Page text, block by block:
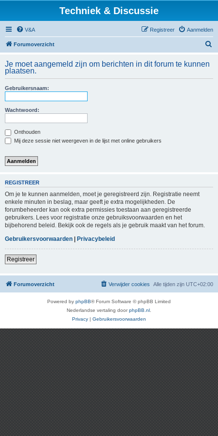
Techniek & Discussie
V&A Aanmelden
Registreer
Forumoverzicht
k
Je moet aangemeld zijn om berichten in dit forum te kunnen
plaatsen.
Gebruikersnaam:
Wachtwoord:
Onthouden
Mij deze sessie niet weergeven in de lijst met online gebruikers
REGISTREER
Om je te kunnen aanmelden, moet je geregistreerd zijn. Registratie neemt
enkele minuten in beslag, maar geeft je extra mogelijkheden. De
forumbeheerder kan ook extra permissies toestaan aan geregistreerde
gebruikers. Lees voor registratie onze gebruiksvoorwaarden en het
bijbehorend beleid. Bekijk ook de regels als je gebruik maakt van het forum.
Gebruikersvoorwaarden | Privacybeleid
Registreer
Forumoverzicht Alle tijden zijn UTC+02:00
Verwijder cookies
Powered by phpBB® Forum Software © phpBB Limited
Nederlandse vertaling doorphpBB.nl
Privacy | Gebruikersvoorwaarden